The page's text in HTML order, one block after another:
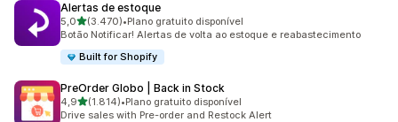
Alertas de estoque
5,0de 5 estrelas
(3.470)
3470 total de avaliações
•Plano gratuito disponível
Botão Notificar! Alertas de volta ao estoque e reabastecimento
Built for Shopify
PreOrder Globo | Back in Stock
4,9de 5 estrelas
(1.814)
1814 total de avaliações
•Plano gratuito disponível
Drive sales with Pre-order and Restock Alert